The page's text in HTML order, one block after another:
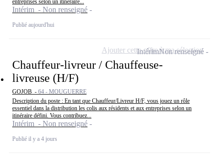
entreprises selon un itinéraire...
Intérim - Non renseigné
Publié aujourd'hui
Chauffeur-livreur / Chauffeuse-
livreuse (H/F)
GOJOB - 64 - MOUGUERRE
Description du poste : En tant que Chauffeur/Livreur H/F, vous jouez un rôle
essentiel dans la distribution les colis aux résidents et aux entreprises selon un
itinéraire défini. Vous contribuez...
Intérim - Non renseigné
Publié il y a 4 jours
IntérimNon renseigné
Ajouter cette offre à ma sélection